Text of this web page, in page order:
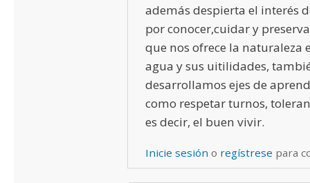
además despierta el interés
por conocer,cuidar y
que nos ofrece la naturaleza
agua y sus uitilidades,
desarrollamos ejes de
como respetar turnos,
es decir, el buen vivir.
Inicie sesión o regístrese para